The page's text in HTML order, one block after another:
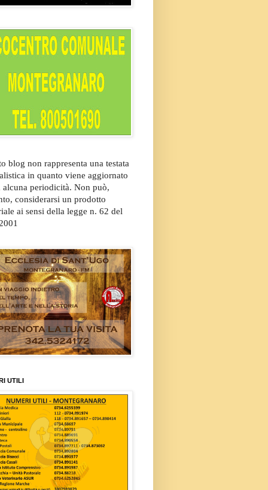
blog non rappresenta una testata
in quanto viene aggiornato
alcuna periodicità. Non può,
considerarsi un prodotto
ai sensi della legge n. 62 del
UTILI